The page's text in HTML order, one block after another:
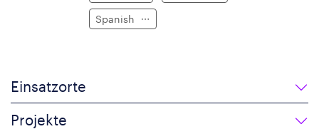
Spanish
Einsatzorte
Projekte